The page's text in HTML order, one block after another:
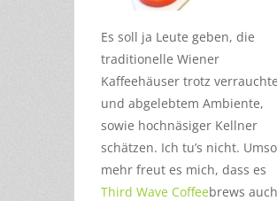
Es soll ja Leute geben, die
traditionelle Wiener
Kaffeehäuser trotz
und abgelebtem Ambiente,
sowie hochnäsiger Kellner
schätzen. Ich tu’s nicht. Umso
mehr freut es mich, dass es
Third Wave Coffeebrews